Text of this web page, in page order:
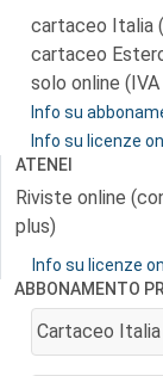
cartaceo Italia
cartaceo
solo online
Info su
Info su licenze
ATENEI
Riviste online
plus)
Info su licenze
ABBONAMENTO
Cartaceo Italia
AGGIUNGI AL